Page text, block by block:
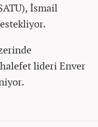
İsmail
lideri Enver